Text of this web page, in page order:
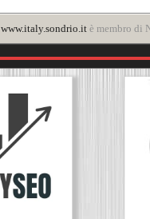
www.italy.sondrio.itè membro di